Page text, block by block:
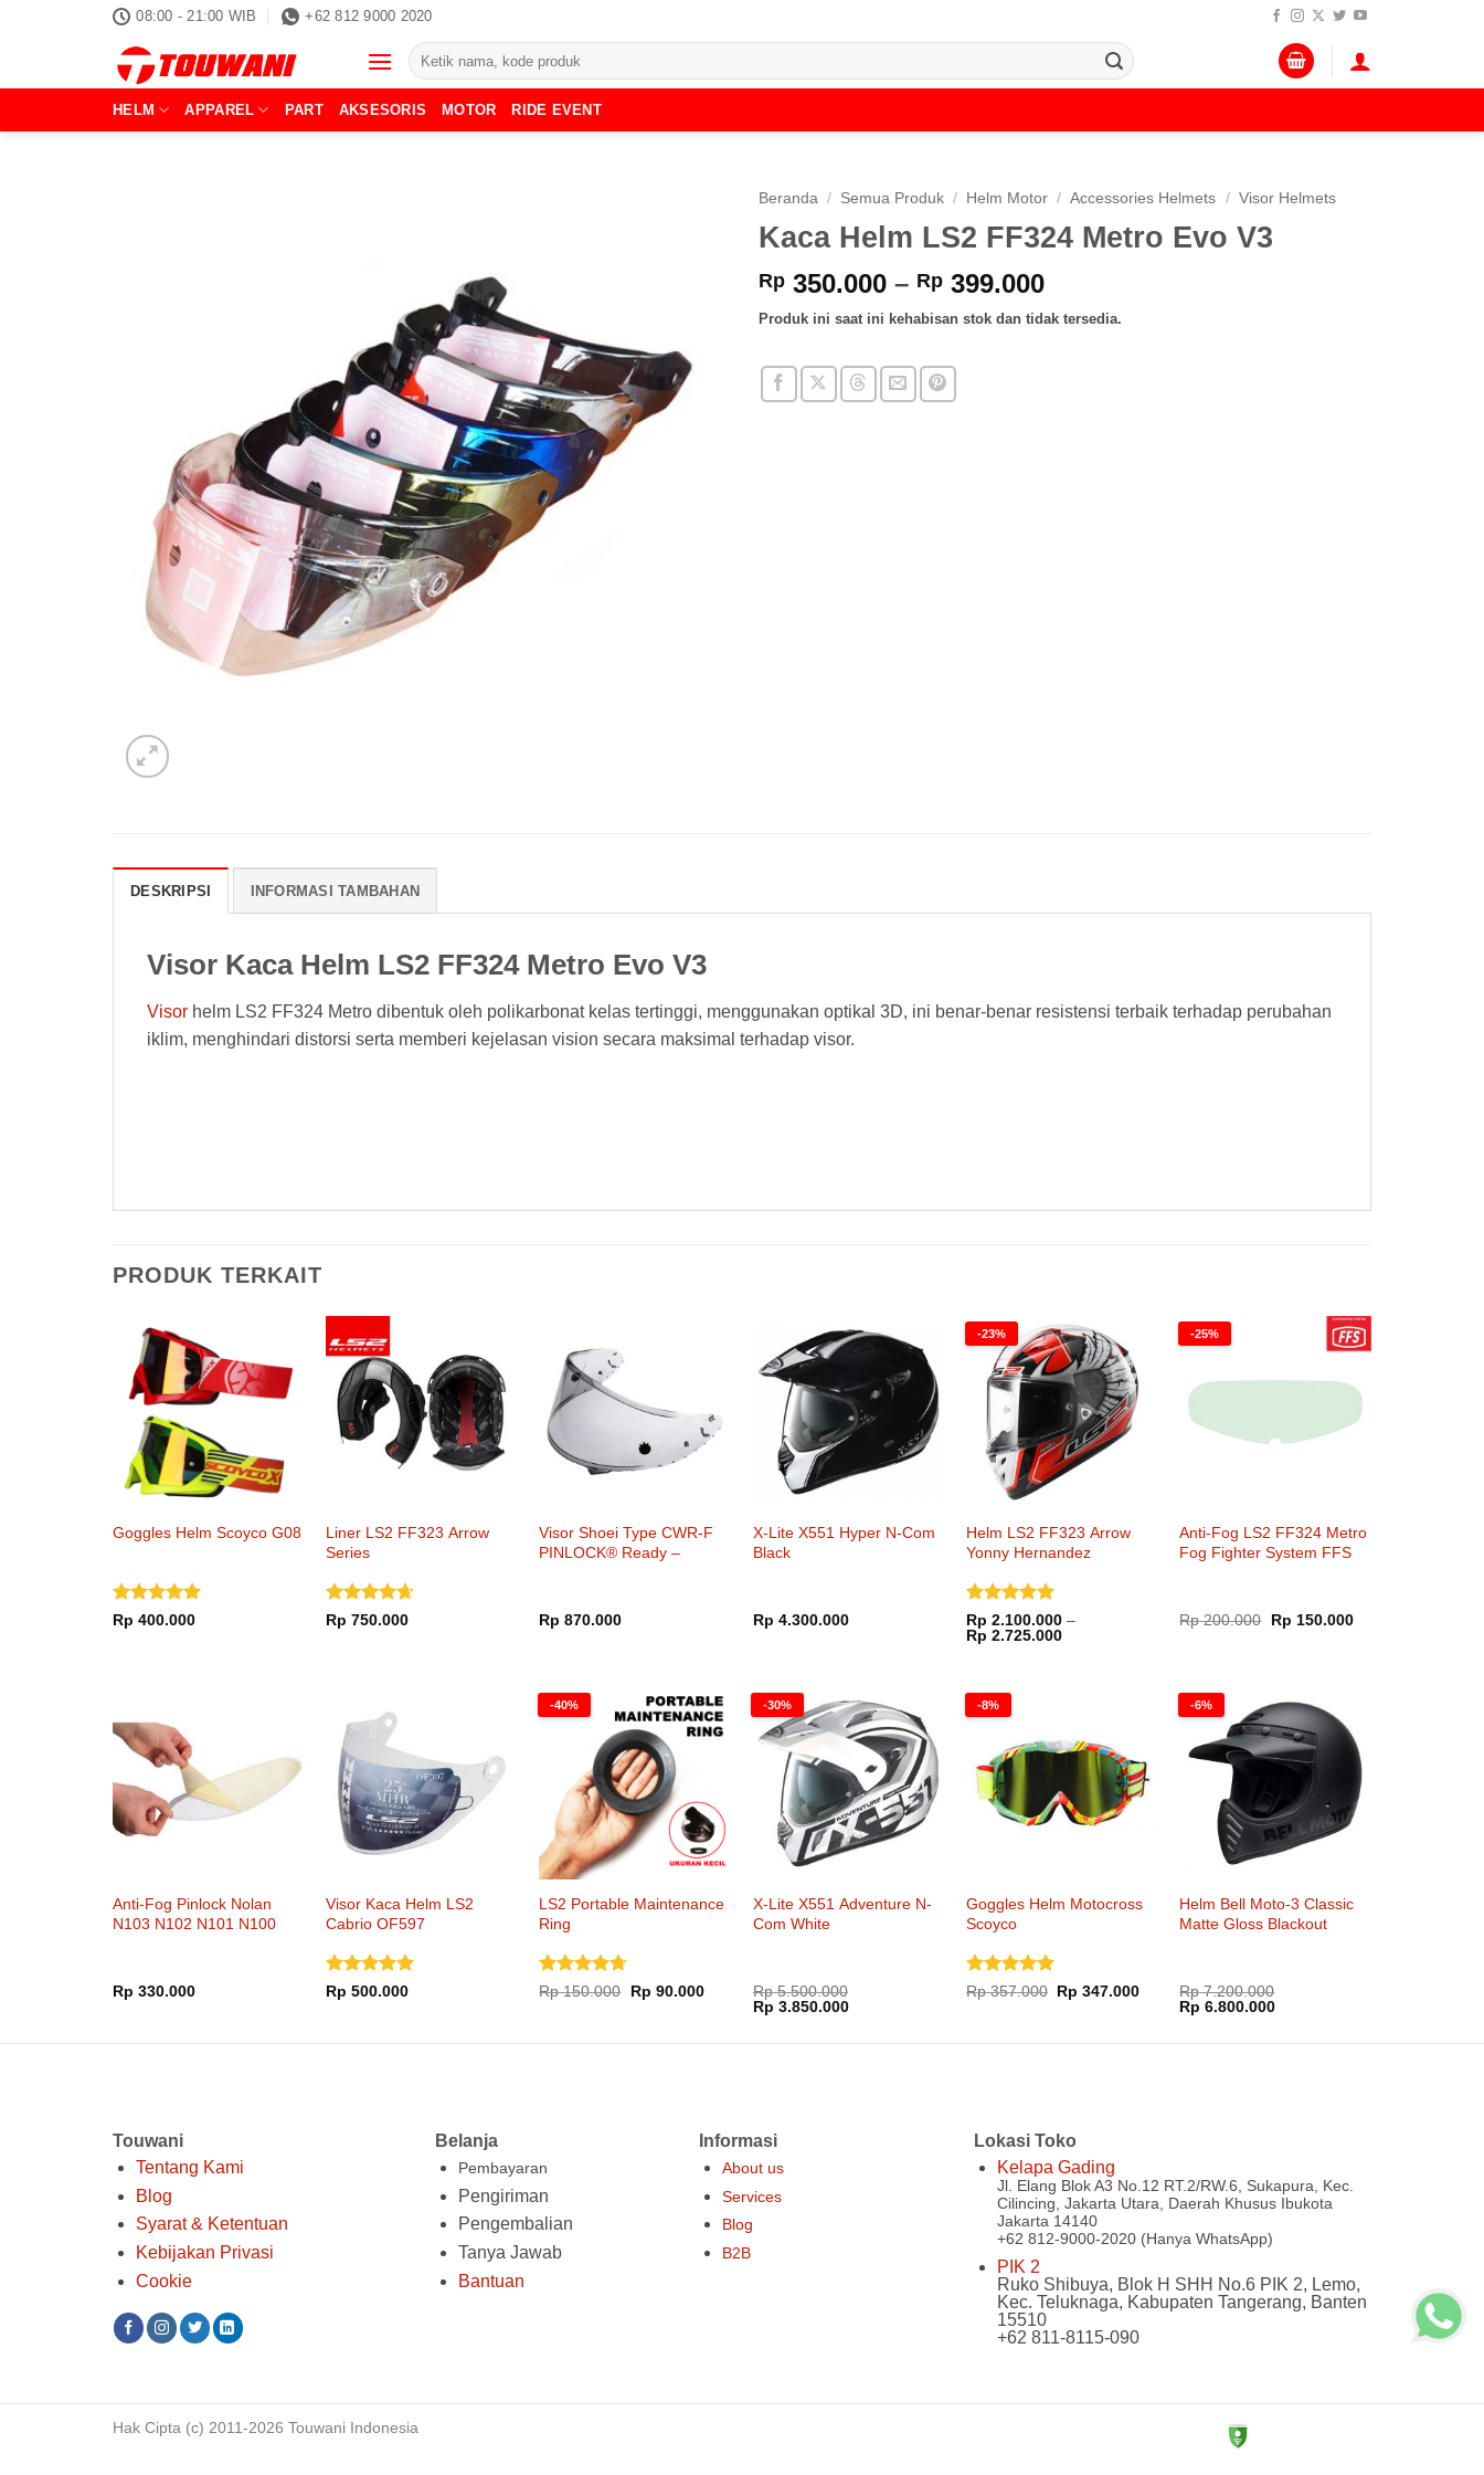
08:00 - 21:00 WIB +62 812 9000 2020
Pencarian
untuk:
HELM APPAREL PART AKSESORIS MOTOR RIDE EVENT
Beranda / Semua Produk / Helm Motor / Accessories Helmets / Visor Helmets
Kaca Helm LS2 FF324 Metro Evo V3
Rp 350.000 – Rp 399.000Rentang
harga:
Produk ini saat ini kehabisan stok dan tidak tersedia.
DESKRIPSI INFORMASI TAMBAHAN
Visor Kaca Helm LS2 FF324 Metro Evo V3
Visor helm LS2 FF324 Metro dibentuk oleh polikarbonat kelas tertinggi, menggunakan optikal 3D, ini benar-benar resistensi terbaik terhadap perubahan
iklim, menghindari distorsi serta memberi kejelasan vision secara maksimal terhadap visor.
PRODUK TERKAIT
Goggles Helm Scoyco G08
Dinilai 5
Rp 400.000
Liner LS2 FF323 Arrow
Series
Dinilai
Rp 750.000
Visor Shoei Type CWR-F
PINLOCK® Ready –
Rp 870.000
X-Lite X551 Hyper N-Com
Black
Rp 4.300.000
-23%
Helm LS2 FF323 Arrow
Yonny Hernandez
Dinilai5
dari 5
Rp 2.100.000 –
Rp 2.725.000Rentang
-25%
Anti-Fog LS2 FF324 Metro
Fog Fighter System FFS
Rp200.000 Harga
aslinya
Rp 150.000Harga
Anti-Fog Pinlock Nolan
N103 N102 N101 N100
Rp 330.000
Visor Kaca Helm LS2
Cabrio OF597
Dinilai5
Rp 500.000
-40%
LS2 Portable Maintenance
Ring
Dinilai
Rp150.000 Harga
aslinya
Rp 90.000Harga
-30%
X-Lite X551 Adventure N-
Com White
Rp5.500.000
Harga
aslinya
Rp 3.850.000Harga
-8%
Goggles Helm Motocross
Scoyco
Dinilai5
Rp357.000 Harga
aslinya
Rp 347.000Harga
-6%
Helm Bell Moto-3 Classic
Matte Gloss Blackout
Rp7.200.000
Harga
aslinya
Rp 6.800.000Harga
Touwani
Tentang Kami
Blog
Syarat & Ketentuan
Kebijakan Privasi
Cookie
Belanja
Pembayaran
Pengiriman
Pengembalian
Tanya Jawab
Bantuan
Informasi
About us
Services
Blog
B2B
Lokasi Toko
Kelapa Gading
Jl. Elang Blok A3 No.12 RT.2/RW.6, Sukapura, Kec.
Cilincing, Jakarta Utara, Daerah Khusus Ibukota
Jakarta 14140
+62 812-9000-2020 (Hanya WhatsApp)
PIK 2
Ruko Shibuya, Blok H SHH No.6 PIK 2, Lemo,
Kec. Teluknaga, Kabupaten Tangerang, Banten
15510
+62 811-8115-090
Hak Cipta (c) 2011-2026 Touwani Indonesia